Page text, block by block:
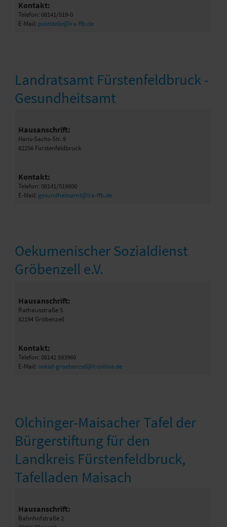
Kontakt:
Telefon: 08141/519-0
E-Mail: poststelle@lra-ffb.de
Landratsamt Fürstenfeldbruck -
Gesundheitsamt
Hausanschrift:
Hans-Sachs-Str. 9
82256 Fürstenfeldbruck
Kontakt:
Telefon: 08141/519800
E-Mail: gesundheitsamt@lra-ffb.de
Oekumenischer Sozialdienst
Gröbenzell e.V.
Hausanschrift:
Rathausstraße 5
82194 Gröbenzell
Kontakt:
Telefon: 08142 593960
E-Mail: oeksd-groebenzell@t-online.de
Olchinger-Maisacher Tafel der
Bürgerstiftung für den
Landkreis Fürstenfeldbruck,
Tafelladen Maisach
Hausanschrift:
Bahnhofstraße 2